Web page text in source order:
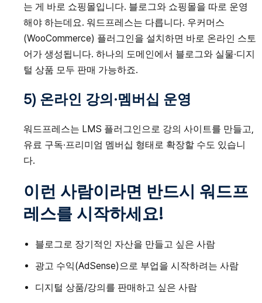
는 게 바로 쇼핑몰입니다. 블로그와 쇼핑몰을 따로 운영
해야 하는데요. 워드프레스는 다릅니다. 우커머스
(WooCommerce) 플러그인을 설치하면 바로 온라인 스토
어가 생성됩니다. 하나의 도메인에서 블로그와 실물·디지
털 상품 모두 판매 가능하죠.
5) 온라인 강의·멤버십 운영
워드프레스는 LMS 플러그인으로 강의 사이트를 만들고,
유료 구독·프리미엄 멤버십 형태로 확장할 수도 있습니
다.
이런 사람이라면 반드시 워드프
레스를 시작하세요!
블로그로 장기적인 자산을 만들고 싶은 사람
광고 수익(AdSense)으로 부업을 시작하려는 사람
디지털 상품/강의를 판매하고 싶은 사람